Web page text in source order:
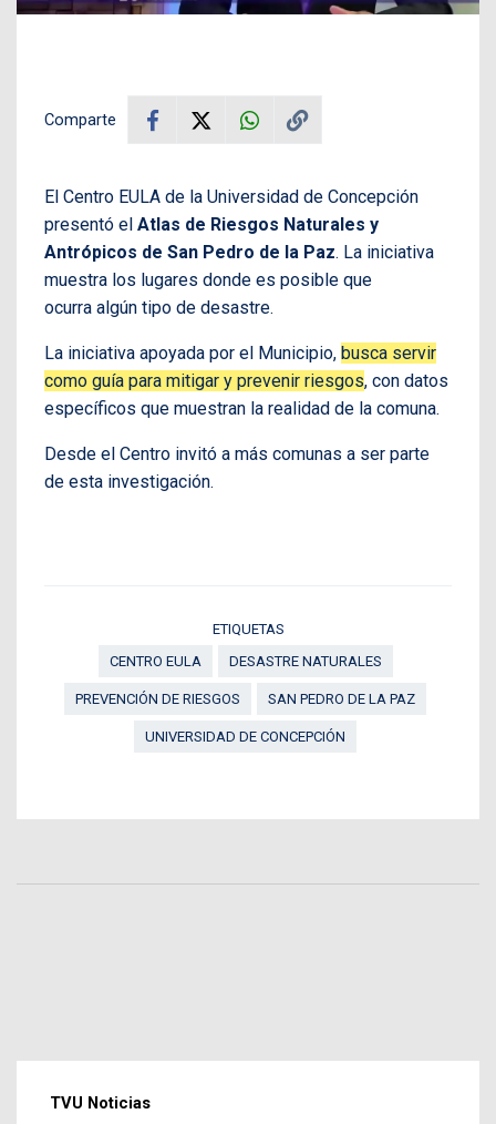
Comparte
El Centro EULA de la Universidad de Concepción
presentó el Atlas de Riesgos Naturales y
Antrópicos de San Pedro de la Paz. La iniciativa
muestra los lugares donde es posible que
ocurra algún tipo de desastre.
La iniciativa apoyada por el Municipio, busca servir
como guía para mitigar y prevenir riesgos, con datos
específicos que muestran la realidad de la comuna.
Desde el Centro invitó a más comunas a ser parte
de esta investigación.
ETIQUETAS
CENTRO EULA
DESASTRE NATURALES
PREVENCIÓN DE RIESGOS SAN PEDRO DE LA PAZ
UNIVERSIDAD DE CONCEPCIÓN
TVU Noticias